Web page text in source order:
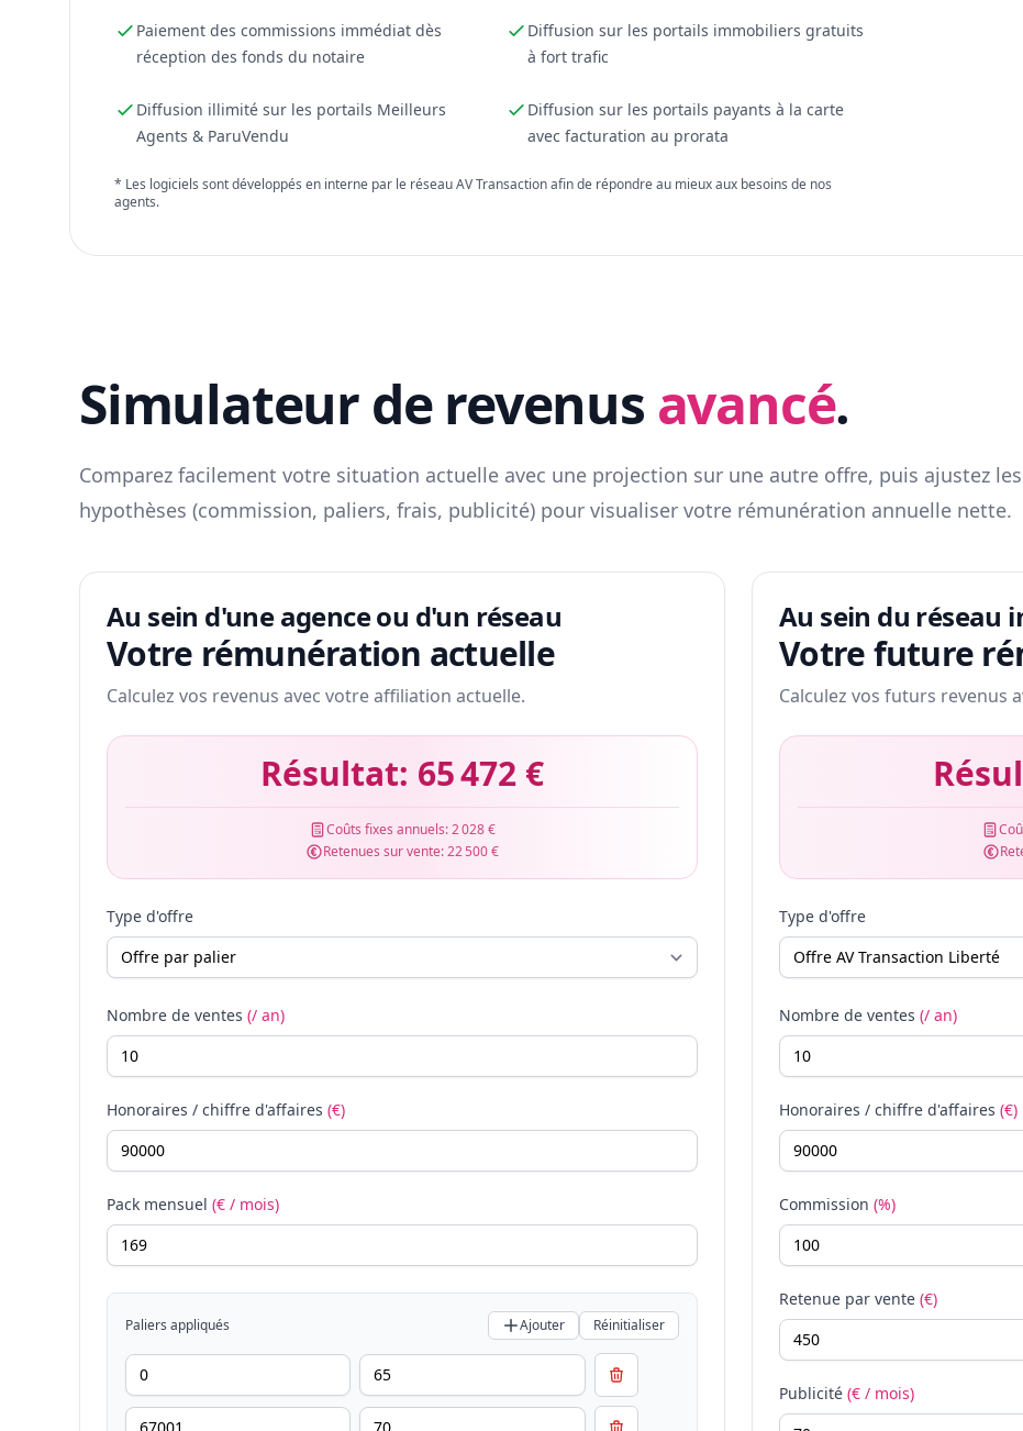
Paiement des commissions immédiat dès
réception des fonds du notaire
Diffusion sur les portails immobiliers gratuits
à fort trafic
Diffusion illimité sur les portails Meilleurs
Agents & ParuVendu
Diffusion sur les portails payants à la carte
avec facturation au prorata
* Les logiciels sont développés en interne par le réseau AV Transaction afin de répondre au mieux aux besoins de nos
agents.
Simulateur de revenus avancé.
Comparez facilement votre situation actuelle avec une projection sur une autre offre, puis ajustez les
hypothèses (commission, paliers, frais, publicité) pour visualiser votre rémunération annuelle nette.
Au sein d'une agence ou d'un réseau
Votre rémunération actuelle
Calculez vos revenus avec votre affiliation actuelle.
Résultat: 65 472 €
Coûts fixes annuels:2 028 €
Retenues sur vente:22 500 €
Type d'offre
Nombre de ventes (/ an)
Honoraires / chiffre d'affaires (€)
Pack mensuel (€ / mois)
Paliers appliqués Ajouter Réinitialiser
Au sein du réseau
Votre future
Calculez vos futurs revenus
Type d'offre
Nombre de ventes (/ an)
Honoraires / chiffre d'affaires (€)
Commission (%)
Retenue par vente (€)
Publicité (€ / mois)